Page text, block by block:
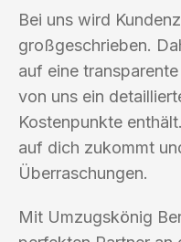
Bei uns wird
großgeschrieben.
auf eine
von uns ein
Kostenpunkte
auf dich zukommt
Überraschungen.
Mit Umzugskönig